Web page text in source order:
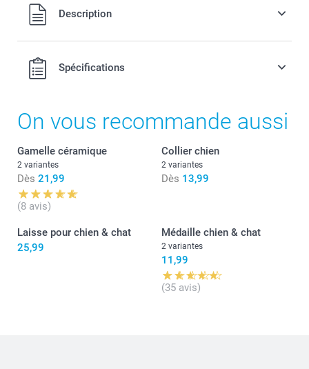
Tous les prix sont en EURO (€), TVA incluse et hors frais de
port.
Description
Spécifications
On vous recommande aussi
Gamelle céramique
2 variantes
Dès 21,99
(8 avis)
Collier chien
2 variantes
Dès 13,99
Laisse pour chien & chat
25,99
Médaille chien & chat
2 variantes
11,99
(35 avis)